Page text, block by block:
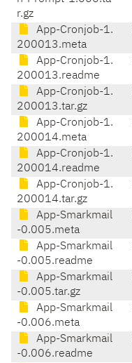
r.gz
App-Cronjob-1.
200013.meta
App-Cronjob-1.
200013.readme
App-Cronjob-1.
200013.tar.gz
App-Cronjob-1.
200014.meta
App-Cronjob-1.
200014.readme
App-Cronjob-1.
200014.tar.gz
App-Smarkmail
-0.005.meta
App-Smarkmail
-0.005.readme
App-Smarkmail
-0.005.tar.gz
App-Smarkmail
-0.006.meta
App-Smarkmail
-0.006.readme